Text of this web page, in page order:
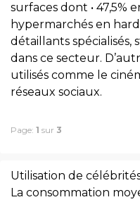
surfaces dont • 47,5%
hypermarchés en
détaillants spécialisés,
dans ce secteur.
utilisés comme le
réseaux sociaux.
Page: 1 sur 3
Utilisation de
La consommation